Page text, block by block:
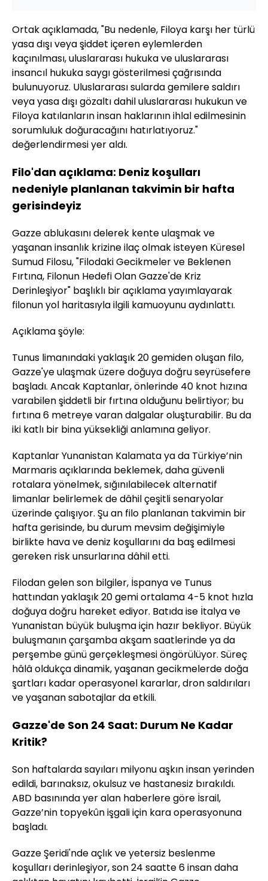
Ortak açıklamada, "Bu nedenle, Filoya karşı her türlü
yasa dışı veya şiddet içeren eylemlerden
kaçınılması, uluslararası hukuka ve uluslararası
insancıl hukuka saygı gösterilmesi çağrısında
bulunuyoruz. Uluslararası sularda gemilere saldırı
veya yasa dışı gözaltı dahil uluslararası hukukun ve
Filoya katılanların insan haklarının ihlal edilmesinin
sorumluluk doğuracağını hatırlatıyoruz."
değerlendirmesi yer aldı.
Filo'dan açıklama: Deniz koşulları
nedeniyle planlanan takvimin bir hafta
gerisindeyiz
Gazze ablukasını delerek kente ulaşmak ve
yaşanan insanlık krizine ilaç olmak isteyen Küresel
Sumud Filosu, "Filodaki Gecikmeler ve Beklenen
Fırtına, Filonun Hedefi Olan Gazze'de Kriz
Derinleşiyor" başlıklı bir açıklama yayımlayarak
filonun yol haritasıyla ilgili kamuoyunu aydınlattı.
Açıklama şöyle:
Tunus limanındaki yaklaşık 20 gemiden oluşan filo,
Gazze'ye ulaşmak üzere doğuya doğru seyrüsefere
başladı. Ancak Kaptanlar, önlerinde 40 knot hızına
varabilen şiddetli bir fırtına olduğunu belirtiyor; bu
fırtına 6 metreye varan dalgalar oluşturabilir. Bu da
iki katlı bir bina yüksekliği anlamına geliyor.
Kaptanlar Yunanistan Kalamata ya da Türkiye’nin
Marmaris açıklarında beklemek, daha güvenli
rotalara yönelmek, sığınılabilecek alternatif
limanlar belirlemek de dâhil çeşitli senaryolar
üzerinde çalışıyor. Şu an filo planlanan takvimin bir
hafta gerisinde, bu durum mevsim değişimiyle
birlikte hava ve deniz koşullarını da baş edilmesi
gereken risk unsurlarına dâhil etti.
Filodan gelen son bilgiler, İspanya ve Tunus
hattından yaklaşık 20 gemi ortalama 4-5 knot hızla
doğuya doğru hareket ediyor. Batıda ise İtalya ve
Yunanistan büyük buluşma için hazır bekliyor. Büyük
buluşmanın çarşamba akşam saatlerinde ya da
perşembe günü gerçekleşmesi öngörülüyor. Süreç
hâlâ oldukça dinamik, yaşanan gecikmelerde doğa
şartları kadar operasyonel kararlar, dron saldırıları
ve yaşanan sabotajlar da etkili.
Gazze'de Son 24 Saat: Durum Ne Kadar
Kritik?
Son haftalarda sayıları milyonu aşkın insan yerinden
edildi, barınaksız, okulsuz ve hastanesiz bırakıldı.
ABD basınında yer alan haberlere göre İsrail,
Gazze’nin topyekûn işgali için kara operasyonuna
başladı.
Gazze Şeridi'nde açlık ve yetersiz beslenme
koşulları derinleşiyor, son 24 saatte 6 insan daha